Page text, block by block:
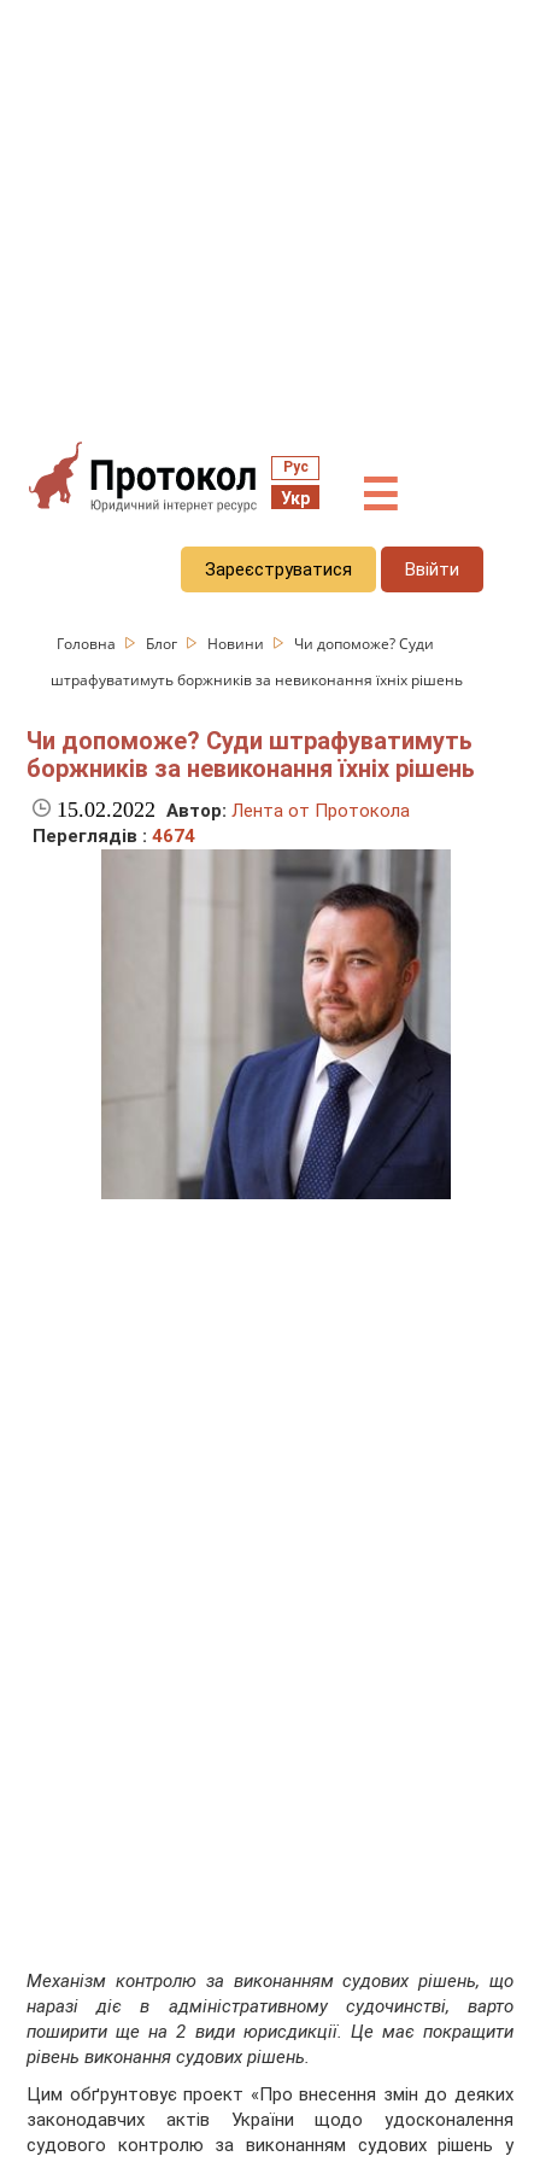
Рус
Укр ☰
Зареєструватися Ввійти
Головна Блог Новини
Чи допоможе? Суди
штрафуватимуть боржників за невиконання їхніх рішень
Чи допоможе? Суди штрафуватимуть
боржників за невиконання їхніх рішень
15.02.2022 Автор: Лента от Протокола
Переглядів :4674
Механізм контролю за виконанням судових рішень, що
наразі діє в адміністративному судочинстві, варто
поширити ще на 2 види юрисдикції. Це має покращити
рівень виконання судових рішень.
Цим обґрунтовує проект «Про внесення змін до деяких
законодавчих актів України щодо удосконалення
судового контролю за виконанням судових рішень у